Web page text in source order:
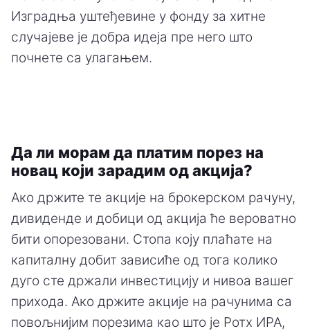
Изградња уштеђевине у фонду за хитне
случајеве је добра идеја пре него што
почнете са улагањем.
Да ли морам да платим порез на
новац који зарадим од акција?
Ако држите те акције на брокерском рачуну,
дивиденде и добици од акција ће вероватно
бити опорезовани. Стопа коју плаћате на
капиталну добит зависиће од тога колико
дуго сте држали инвестицију и нивоа вашег
прихода. Ако држите акције на рачунима са
повољнијим порезима као што је Ротх ИРА,